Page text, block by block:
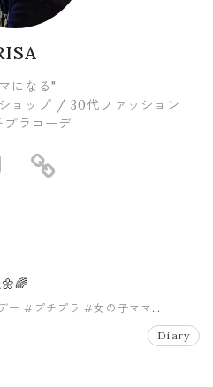
になる"
ョップ / 30代ファッション
ラコーデ
https://
ー #プチプラ #女の子ママ
Diary